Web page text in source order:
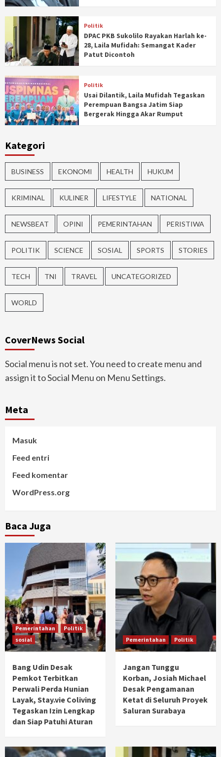
Politik
DPAC PKB Sukolilo Rayakan Harlah ke-
28, Laila Mufidah: Semangat Kader
Patut Dicontoh
Politik
Usai Dilantik, Laila Mufidah Tegaskan
Perempuan Bangsa Jatim Siap
Bergerak Hingga Akar Rumput
Kategori
BUSINESS EKONOMI HEALTH HUKUM
KRIMINAL KULINER LIFESTYLE NATIONAL
NEWSBEAT OPINI PEMERINTAHAN PERISTIWA
POLITIK SCIENCE SOSIAL SPORTS STORIES
TECH TNI TRAVEL UNCATEGORIZED
WORLD
CoverNews Social
Social menu is not set. You need to create menu and
assign it to Social Menu on Menu Settings.
Meta
Masuk
Feed entri
Feed komentar
WordPress.org
Baca Juga
Pemerintahan
Politik
sosial
Bang Udin Desak
Pemkot Terbitkan
Perwali Perda Hunian
Layak, Stay.vie Coliving
Tegaskan Izin Lengkap
dan Siap Patuhi Aturan
Pemerintahan Politik
Jangan Tunggu
Korban, Josiah Michael
Desak Pengamanan
Ketat di Seluruh Proyek
Saluran Surabaya